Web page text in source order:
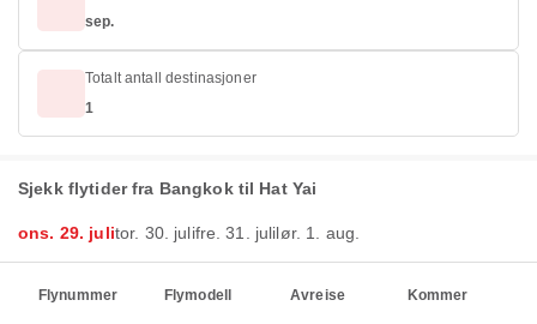
sep.
Totalt antall destinasjoner
1
Sjekk flytider fra Bangkok til Hat Yai
ons. 29. julitor. 30. julifre. 31. julilør. 1. aug.
Flynummer Flymodell Avreise Kommer